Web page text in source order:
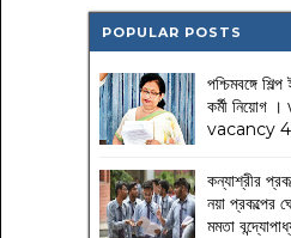
POPULAR POSTS
পশ্চিমবঙ্গে
কর্মী
vacancy
কন্যাশ্রীর
নয়া প্রকল্পের
মমতা